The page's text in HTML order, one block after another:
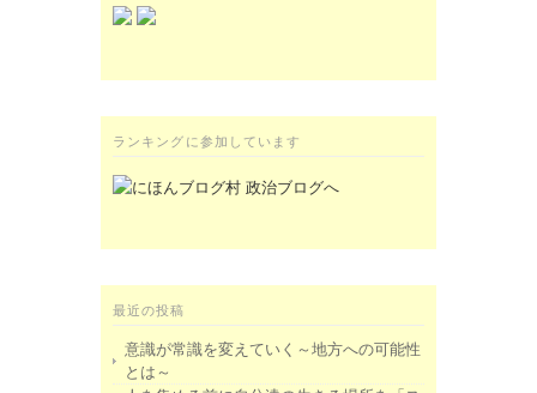
ランキングに参加しています
最近の投稿
意識が常識を変えていく～地方への可能性
とは～